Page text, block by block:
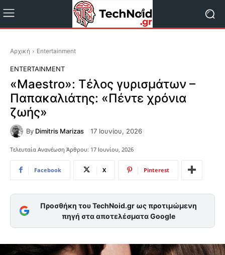
Αρχική Entertainment
ENTERTAINMENT
«Maestro»: Τέλος γυρισμάτων –
Παπακαλιάτης: «Πέντε χρόνια
ζωής»
By Dimitris Marizas 17 Ιουνίου, 2026
Τελευταία Ανανέωση Άρθρου: 17 Ιουνίου, 2026
Facebook X Pinterest
Προσθήκη του TechNoid.gr ως προτιμώμενη
πηγή στα αποτελέσματα Google